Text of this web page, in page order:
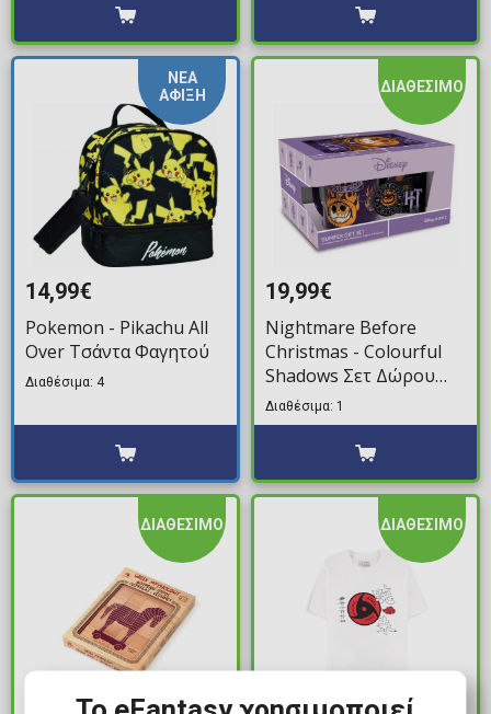
ΝΕΑ
ΑΦΙΞΗ
14,99€
Pokemon - Pikachu All
Over Τσάντα Φαγητού
Διαθέσιμα: 4
ΔΙΑΘΕΣΙΜΟ
19,99€
Nightmare Before
Christmas - Colourful
Shadows Σετ Δώρου
(Κούπα, Σουβέρ,
Μπρελόκ,
Σημειωματάριο)
Διαθέσιμα: 1
ΔΙΑΘΕΣΙΜΟ ΔΙΑΘΕΣΙΜΟ